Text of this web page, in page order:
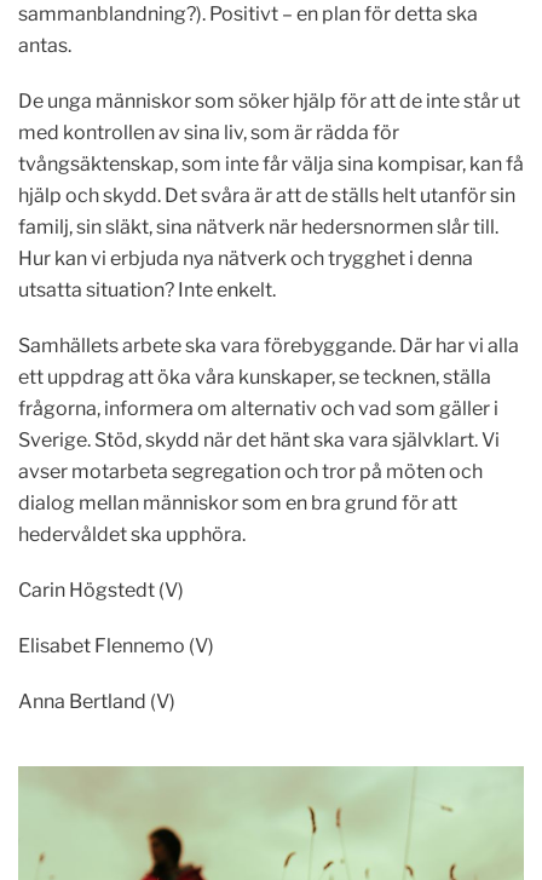
sammanblandning?). Positivt – en plan för detta ska
antas.
De unga människor som söker hjälp för att de inte står ut
med kontrollen av sina liv, som är rädda för
tvångsäktenskap, som intefårvälja sina kompisar, kan få
hjälp och skydd. Det svåra är att de ställs helt utanför sin
familj, sin släkt, sina nätverk när hedersnormen slår till.
Hur kanvi erbjuda nya nätverk och trygghet i denna
utsatta situation? Inte enkelt.
Samhällets arbete ska vara förebyggande. Där har vi alla
ett uppdrag att öka våra kunskaper, se tecknen, ställa
frågorna, informera om alternativ och vad som gäller i
Sverige. Stöd, skydd när det hänt ska vara självklart. Vi
avser motarbeta segregation och tror på möten och
dialog mellan människor som en bra grund för att
hedervåldet ska upphöra.
Carin Högstedt (V)
Elisabet Flennemo (V)
Anna Bertland (V)